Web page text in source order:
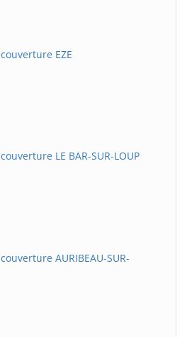
EZE
LE BAR-SUR-LOUP
AURIBEAU-SUR-